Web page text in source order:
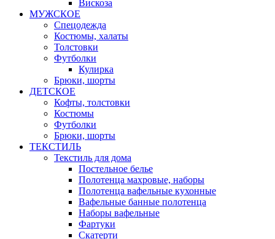
Вискоза
МУЖСКОЕ
Спецодежда
Костюмы, халаты
Толстовки
Футболки
Кулирка
Брюки, шорты
ДЕТСКОЕ
Кофты, толстовки
Костюмы
Футболки
Брюки, шорты
ТЕКСТИЛЬ
Текстиль для дома
Постельное белье
Полотенца махровые, наборы
Полотенца вафельные кухонные
Вафельные банные полотенца
Наборы вафельные
Фартуки
Скатерти